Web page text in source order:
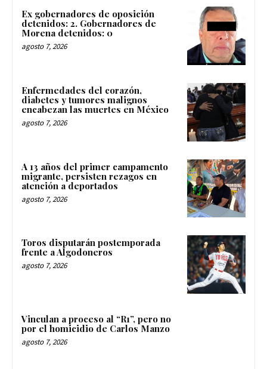
Ex gobernadores de oposición
detenidos: 2. Gobernadores de
Morena detenidos: 0
agosto 7, 2026
Enfermedades del corazón,
diabetes y tumores malignos
encabezan las muertes en México
agosto 7, 2026
A 13 años del primer campamento
migrante, persisten rezagos en
atención a deportados
agosto 7, 2026
Toros disputarán postemporada
frente a Algodoneros
agosto 7, 2026
Vinculan a proceso al “R1”, pero no
por el homicidio de Carlos Manzo
agosto 7, 2026